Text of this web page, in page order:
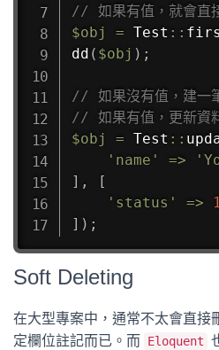
// 如果有值，就會
$obj
= Test ::
dd ( $obj ) ;
// 如果沒有值，建一
// 如果有值，更新資
$obj
= Test ::
'name'
=>
] ,
[
'status'
=>
] ) ;
Soft Deleting
在大型專案中，通常不太會直接
定欄位註記而已。而
Eloquent